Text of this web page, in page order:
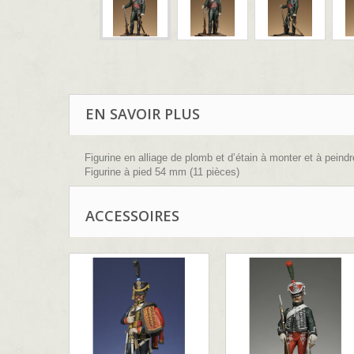
EN SAVOIR PLUS
Figurine en alliage de plomb et d’étain à monter et à
Figurine à pied 54 mm (11 pièces)
ACCESSOIRES